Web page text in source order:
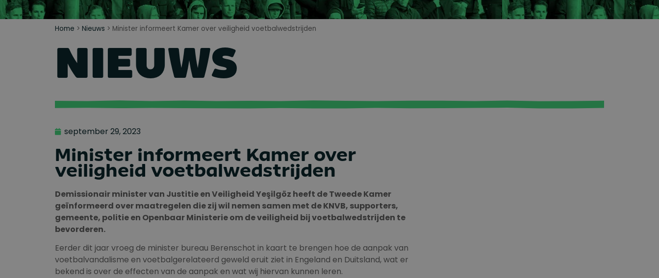
Home > Nieuws > Minister informeert Kamer over veiligheid voetbalwedstrijden
NIEUWS
september 29, 2023
Minister informeert Kamer over
veiligheid voetbalwedstrijden
Demissionair minister van Justitie en Veiligheid Yeşilgöz heeft de Tweede Kamer
geïnformeerd over maatregelen die zij wil nemen samen met de KNVB, supporters,
gemeente, politie en Openbaar Ministerie om de veiligheid bij voetbalwedstrijden te
bevorderen.
Eerder dit jaar vroeg de minister bureau Berenschot in kaart te brengen hoe de aanpak van
voetbalvandalisme en voetbalgerelateerd geweld eruit ziet in Engeland en Duitsland, wat er
bekend is over de effecten van de aanpak en wat wij hiervan kunnen leren.